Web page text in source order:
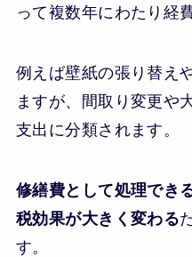
って複数年にわたり経
例えば壁紙の張り替え
ますが、間取り変更や
支出に分類されます。
修繕費として処理でき
税効果が大きく変わる
す。